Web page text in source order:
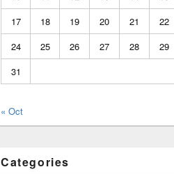
17
18 19 20 21 22
24
25 26 27 28 29
31
« Oct
Categories